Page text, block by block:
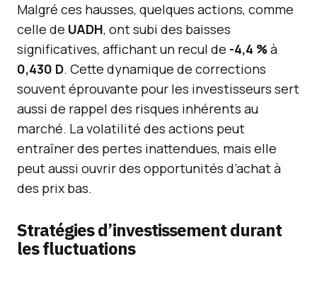
Malgré ces hausses, quelques actions, comme
celle de UADH, ont subi des baisses
significatives, affichant un recul de -4,4 %à
0,430 D. Cette dynamique de corrections
souvent éprouvante pour les investisseurs sert
aussi de rappel des risques inhérents au
marché. La volatilité des actions peut
entraîner des pertes inattendues, mais elle
peut aussi ouvrir des opportunités d’achat à
des prix bas.
Stratégies d’investissement durant
les fluctuations